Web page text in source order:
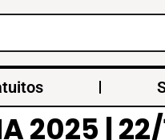
2025 |